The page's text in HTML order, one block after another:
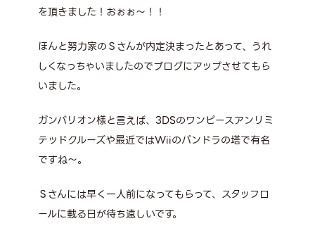
を頂きました！おぉぉ～！！
ほんと努力家のＳさんが内定決まったとあって、うれ
しくなっちゃいましたのでブログにアップさせてもら
いました。
ガンバリオン様と言えば、3DSのワンピースアンリミ
テッドクルーズや最近ではWiiのパンドラの塔で有名
ですね～。
Ｓさんには早く一人前になってもらって、スタッフロ
ールに載る日が待ち遠しいです。